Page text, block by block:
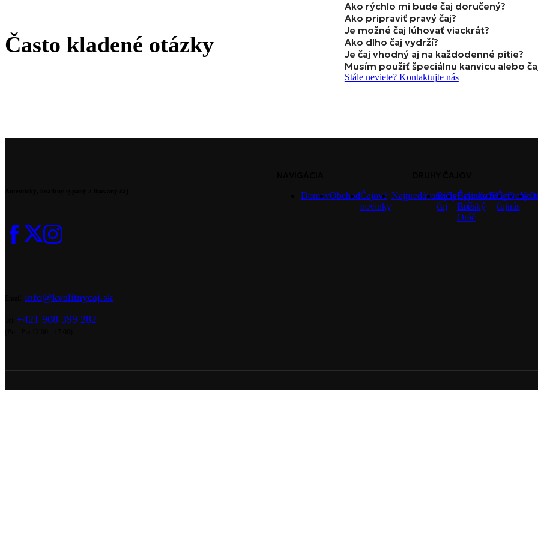
Často kladené otázky
Ako rýchlo mi bude čaj doručený?
Ako pripraviť pravý čaj?
Je možné čaj lúhovať viackrát?
Ako dlho čaj vydrží?
Je čaj vhodný aj na každodenné pitie?
Musím použiť špeciálnu kanvicu alebo
Stále neviete? Kontaktujte nás
info@kvalitnycaj.sk
+421 908 399 282
DomovObchodČajové
novinky
NajpredávanejšieČajovňa
Božský
Oráč
BlogO
nás
Biely
čaj
Bylinkové
čaje
Červený
čaj